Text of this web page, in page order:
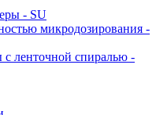
- SU
микродозирования -
с ленточной спиралью -